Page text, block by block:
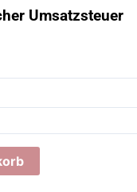
Umsatzsteuer